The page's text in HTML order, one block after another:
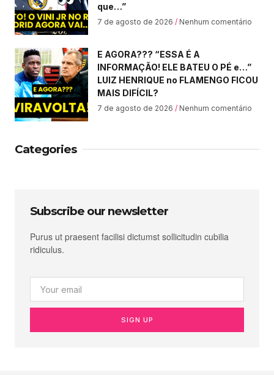
que…”
7 de agosto de 2026 Nenhum comentário
E AGORA??? “ESSA É A
INFORMAÇÃO! ELE BATEU O PÉ e…”
LUIZ HENRIQUE no FLAMENGO FICOU
MAIS DIFÍCIL?
7 de agosto de 2026 Nenhum comentário
Categories
Subscribe our newsletter
Purus ut praesent facilisi dictumst sollicitudin cubilia
ridiculus.
SIGN UP